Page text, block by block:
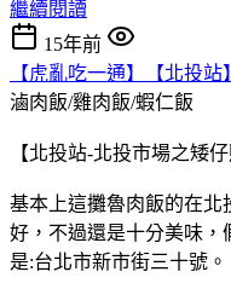
繼續閱讀
15年前
【虎亂吃一通】【北投
滷肉飯/雞肉飯/蝦仁飯
【北投站-北投市場之
基本上這攤魯肉飯的在北
好，不過還是十分美味，
是:台北市新市街三十號。